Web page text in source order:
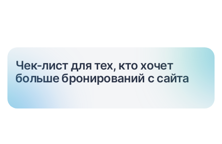
Чек-лист для тех, кто хочет
больше бронирований с сайта